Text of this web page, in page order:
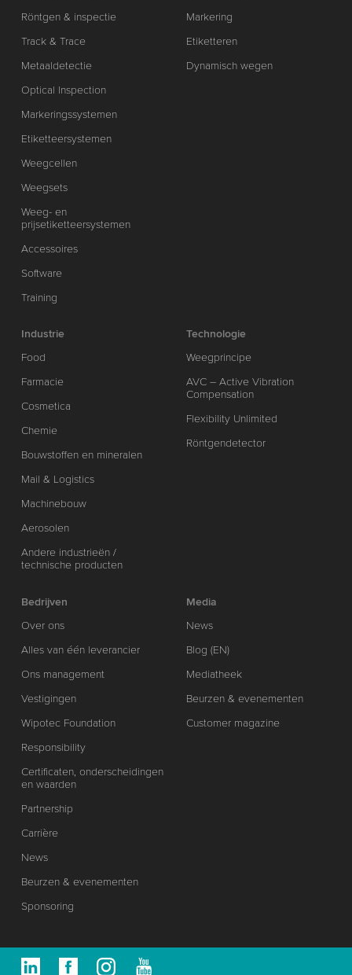
Röntgen & inspectie
Track & Trace
Metaaldetectie
Optical Inspection
Markeringssystemen
Etiketteersystemen
Weegcellen
Weegsets
Weeg- en
prijsetiketteersystemen
Accessoires
Software
Training
Markering
Etiketteren
Dynamisch wegen
Industrie
Food
Farmacie
Cosmetica
Chemie
Bouwstoffen en mineralen
Mail & Logistics
Machinebouw
Aerosolen
Andere industrieën /
technische producten
Technologie
Weegprincipe
AVC – Active Vibration
Compensation
Flexibility Unlimited
Röntgendetector
Bedrijven
Over ons
Alles van één leverancier
Ons management
Vestigingen
Wipotec Foundation
Responsibility
Certificaten, onderscheidingen
en waarden
Partnership
Carrière
News
Beurzen & evenementen
Sponsoring
Media
News
Blog (EN)
Mediatheek
Beurzen & evenementen
Customer magazine